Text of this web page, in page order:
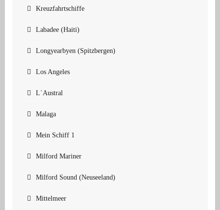
Kreuzfahrtschiffe
Labadee (Haiti)
Longyearbyen (Spitzbergen)
Los Angeles
L`Austral
Malaga
Mein Schiff 1
Milford Mariner
Milford Sound (Neuseeland)
Mittelmeer